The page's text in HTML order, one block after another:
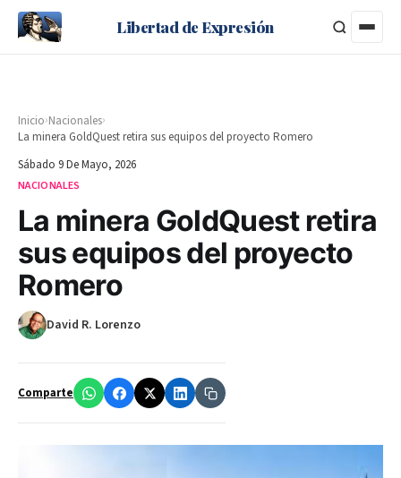
Libertad de Expresión
Inicio›Nacionales›
La minera GoldQuest retira sus equipos del proyecto Romero
Sábado 9 De Mayo, 2026
NACIONALES
La minera GoldQuest retira
sus equipos del proyecto
Romero
David R. Lorenzo
Comparte